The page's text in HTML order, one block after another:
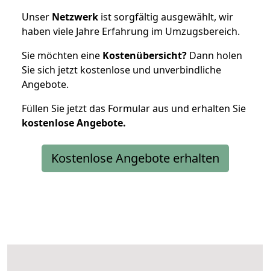
Unser Netzwerk ist sorgfältig ausgewählt, wir
haben viele Jahre Erfahrung im Umzugsbereich.
Sie möchten eine Kostenübersicht? Dann holen
Sie sich jetzt kostenlose und unverbindliche
Angebote.
Füllen Sie jetzt das Formular aus und erhalten Sie
kostenloseAngebote.
Kostenlose Angebote erhalten